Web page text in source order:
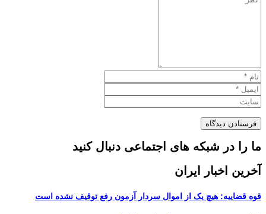
ما را در شبکه های اجتماعی دنبال کنید
آخرین اخبار ایران
قوه قضاییه: هیچ یک از اموال سردار آزمون رفع توقیف نشده است